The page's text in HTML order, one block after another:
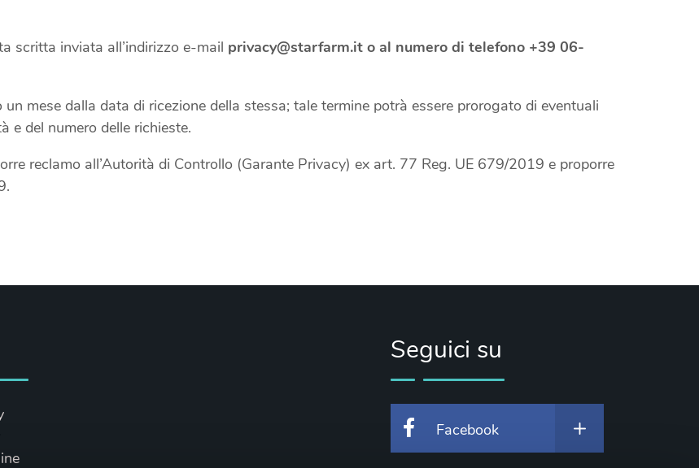
scritta inviata all’indirizzo e-mail privacy@starfarm.it o al numero di telefono +39 06-
mese dalla data di ricezione della stessa; tale termine potrà essere prorogato di eventuali
e del numero delle richieste.
reclamo all’Autorità di Controllo (Garante Privacy) ex art. 77 Reg. UE 679/2019 e proporre
Seguici su
Facebook